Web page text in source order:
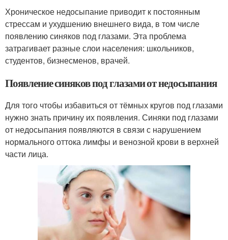
Хроническое недосыпание приводит к постоянным
стрессам и ухудшению внешнего вида, в том числе
появлению синяков под глазами. Эта проблема
затрагивает разные слои населения: школьников,
студентов, бизнесменов, врачей.
Появление синяков под глазами от недосыпания
Для того чтобы избавиться от тёмных кругов под глазами
нужно знать причину их появления. Синяки под глазами
от недосыпания появляются в связи с нарушением
нормального оттока лимфы и венозной крови в верхней
части лица.